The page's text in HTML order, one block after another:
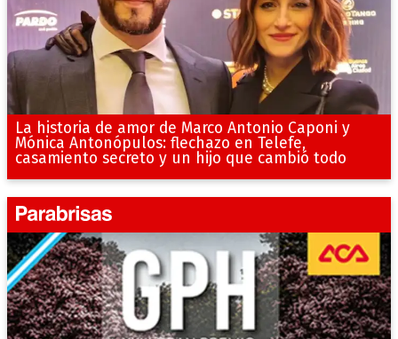
La historia de amor de Marco Antonio Caponi y
Mónica Antonópulos: flechazo en Telefe,
casamiento secreto y un hijo que cambió todo